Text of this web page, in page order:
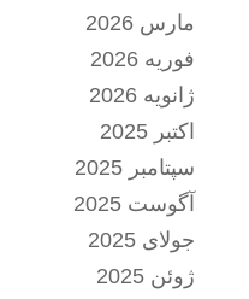
مارس 2026
فوریه 2026
ژانویه 2026
اکتبر 2025
سپتامبر 2025
آگوست 2025
جولای 2025
ژوئن 2025